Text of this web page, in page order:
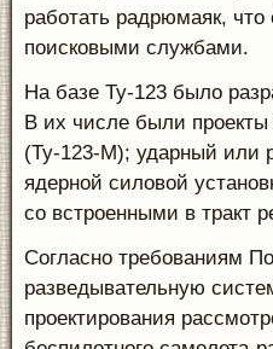
работать радрюмаяк,
поисковыми службами.
На базе Ту-123 было
В их числе были
(Ту-123-М); ударный или
ядерной силовой
со встроенными в тракт
Согласно требованиям
разведывательную
проектирования